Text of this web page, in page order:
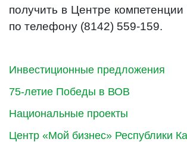
Инвестиционные предложения
75-летие Победы в ВОВ
Национальные проекты
Центр «Мой бизнес» Республики
получить в Центре
по телефону (8142) 559-159.